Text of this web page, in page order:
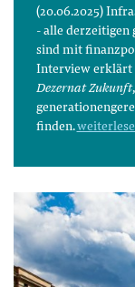
(20.06.2025)
- alle derzeitigen
sind mit
Interview erklärt
Dezernat Zukunft
finden.